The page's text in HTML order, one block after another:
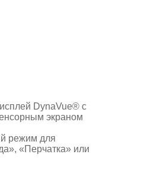
DynaVue® с
экраном
режим для
«Перчатка» или